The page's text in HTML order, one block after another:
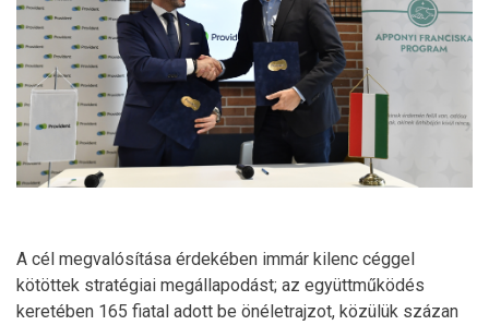
A cél megvalósítása érdekében immár kilenc céggel
kötöttek stratégiai megállapodást; az együttműködés
keretében 165 fiatal adott be önéletrajzot, közülük százan